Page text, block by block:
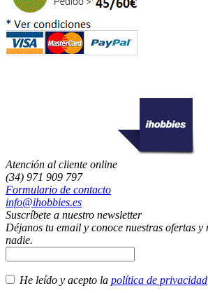
Atención al cliente online
(34) 971 909 797
Formulario de contacto
info@ihobbies.es
Suscríbete a nuestro newsletter
Déjanos tu email y conoce nuestras ofertas y
nadie.
He leído y acepto la política de privacidad